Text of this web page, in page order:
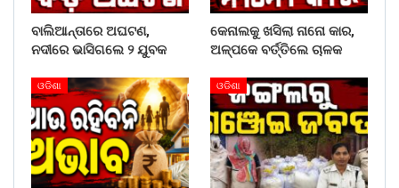
ବାଲିଆନ୍ତାରେ ଅଘଟଣ,
ନଦୀରେ ଭାସିଗଲେ ୨ ଯୁବକ
କେନାଲକୁ ଖସିଲା ନାନୋ କାର,
ଅଳ୍ପକେ ବର୍ତ୍ତିଲେ ଚାଳକ
ଓଡିଶା ଓଡିଶା